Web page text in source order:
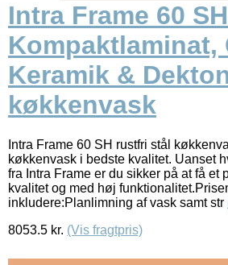
Intra Frame 60
Kompaktlaminat,
Keramik &
køkkenvask
Intra Frame 60 SH rustfri stål
køkkenvask i bedste kvalitet. Uanset
fra Intra Frame er du sikker på at få et
kvalitet og med høj
inkludere:Planlimning af vask samt str
8053.5 kr. (Vis fragtpris)